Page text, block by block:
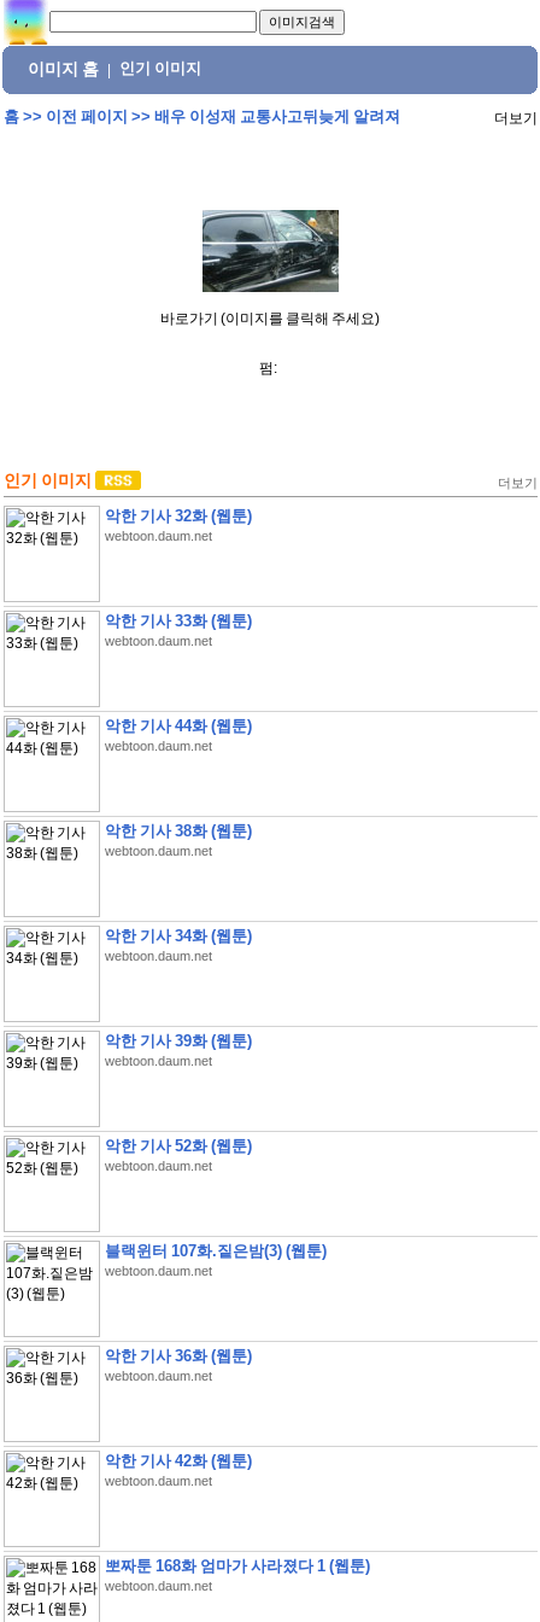
이미지 홈 인기 이미지
홈>> 이전 페이지 >> 배우 이성재 교통사고뒤늦게 알려져 더보기
바로가기 (이미지를 클릭해 주세요)
펌:
인기 이미지 더보기
악한 기사 32화 (웹툰)
webtoon.daum.net
악한 기사 33화 (웹툰)
webtoon.daum.net
악한 기사 44화 (웹툰)
webtoon.daum.net
악한 기사 38화 (웹툰)
webtoon.daum.net
악한 기사 34화 (웹툰)
webtoon.daum.net
악한 기사 39화 (웹툰)
webtoon.daum.net
악한 기사 52화 (웹툰)
webtoon.daum.net
블랙윈터 107화.짙은밤(3) (웹툰)
webtoon.daum.net
악한 기사 36화 (웹툰)
webtoon.daum.net
악한 기사 42화 (웹툰)
webtoon.daum.net
뽀짜툰 168화 엄마가 사라졌다 1 (웹툰)
webtoon.daum.net